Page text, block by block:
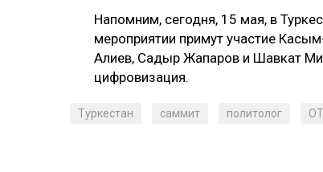
Напомним, сегодня, 15 мая, в
мероприятии примут участие
Алиев, Садыр Жапаров и Шавкат
цифровизация.
Туркестан саммит политолог